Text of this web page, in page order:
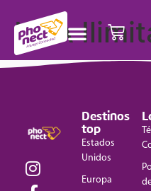
USA
Destinos
top
Estados
Unidos
Europa